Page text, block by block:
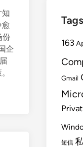
知
份
企
Tags
163
Gmail
短信